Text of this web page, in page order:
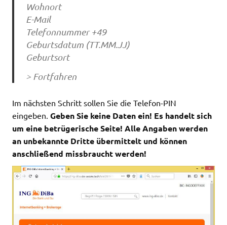
Wohnort
E-Mail
Telefonnummer +49
Geburtsdatum (TT.MM.JJ)
Geburtsort
> Fortfahren
Im nächsten Schritt sollen Sie die Telefon-PIN
eingeben. Geben Sie keine Daten ein! Es handelt sich
um eine betrügerische Seite! Alle Angaben werden
an unbekannte Dritte übermittelt und können
anschließend missbraucht werden!